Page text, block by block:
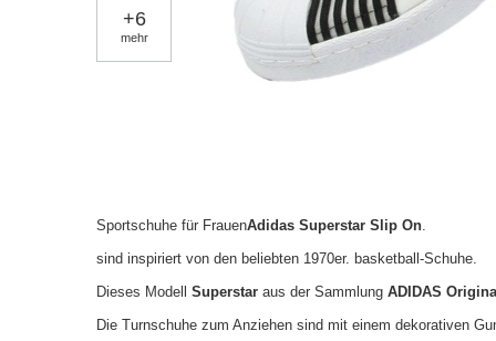
+6
mehr
Sportschuhe für FrauenAdidas Superstar Slip On.
sind inspiriert von den beliebten 1970er. basketball-Schuhe.
Dieses Modell
Superstar aus der Sammlung ADIDAS
Die Turnschuhe zum Anziehen sind mit einem dekorativen